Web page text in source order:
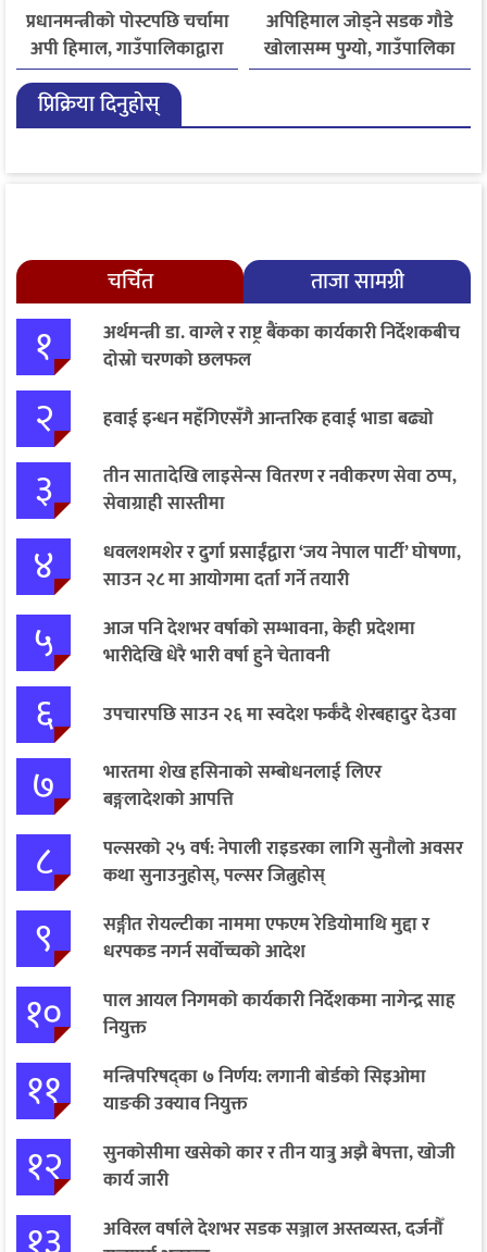
प्रधानमन्त्रीको पोस्टपछि चर्चामा
अपी हिमाल, गाउँपालिकाद्वारा
भ्रमणको निमन्त्रणा
अपिहिमाल जोड्ने सडक गौडे
खोलासम्म पुग्यो, गाउँपालिका
मुकाम सडक सञ्जालसँग जोडिने
प्रिक्रिया दिनुहोस्
चर्चित ताजा सामग्री
१
अर्थमन्त्री डा. वाग्ले र राष्ट्र बैंकका कार्यकारी निर्देशकबीच
दोस्रो चरणको छलफल
२ हवाई इन्धन महँगिएसँगै आन्तरिक हवाई भाडा बढ्यो
३
तीन सातादेखि लाइसेन्स वितरण र नवीकरण सेवा ठप्प,
सेवाग्राही सास्तीमा
४
धवलशमशेर र दुर्गा प्रसाईंद्वारा ‘जय नेपाल पार्टी’ घोषणा,
साउन २८ मा आयोगमा दर्ता गर्ने तयारी
५
आज पनि देशभर वर्षाको सम्भावना, केही प्रदेशमा
भारीदेखि धेरै भारी वर्षा हुने चेतावनी
६ उपचारपछि साउन २६ मा स्वदेश फर्कँदै शेरबहादुर देउवा
७
भारतमा शेख हसिनाको सम्बोधनलाई लिएर
बङ्गलादेशको आपत्ति
८
पल्सरको २५ वर्ष: नेपाली राइडरका लागि सुनौलो अवसर
कथा सुनाउनुहोस्, पल्सर जित्नुहोस्
९
सङ्गीत रोयल्टीका नाममा एफएम रेडियोमाथि मुद्दा र
धरपकड नगर्न सर्वोच्चको आदेश
१०
पाल आयल निगमको कार्यकारी निर्देशकमा नागेन्द्र साह
नियुक्त
११
मन्त्रिपरिषद्का ७ निर्णय: लगानी बोर्डको सिइओमा
याङकी उक्याव नियुक्त
१२
सुनकोसीमा खसेको कार र तीन यात्रु अझै बेपत्ता, खोजी
कार्य जारी
अविरल वर्षाले देशभर सडक सञ्जाल अस्तव्यस्त, दर्जनौँ